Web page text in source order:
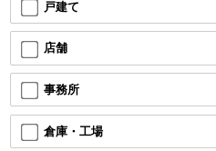
戸建て
店舗
事務所
倉庫・工場